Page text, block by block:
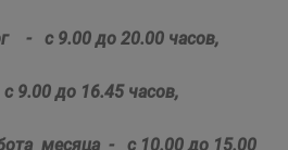
- с 9.00 до 20.00 часов,
9.00 до 16.45часов,
месяца - с 10.00 до 15.00